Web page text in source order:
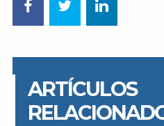
ARTÍCULOS